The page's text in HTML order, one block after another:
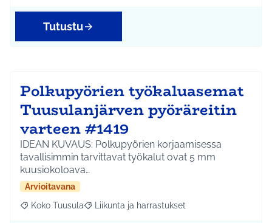
Tutustu
Polkupyörien työkaluasemat
Tuusulanjärven pyöräreitin
varteen #1419
IDEAN KUVAUS: Polkupyörien korjaamisessa
tavallisimmin tarvittavat työkalut ovat 5 mm
kuusiokoloava…
Arvioitavana
Rajaa tulokset aihepiirin mukaan: Koko Tuusula
Koko Tuusula Rajaa tulokset teeman mukaan: Liikunta ja
Liikunta ja harrastukset